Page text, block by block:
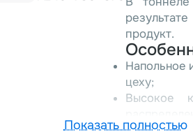
продукт.
Напольное
цеху;
Высокое
Показать полностью